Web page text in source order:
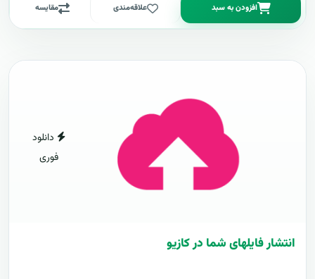
افزودن به سبد علاقه‌مندی مقایسه
دانلود
فوری
انتشار فایلهای شما در کازیو